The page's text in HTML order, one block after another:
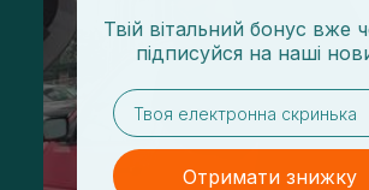
Твій вітальний бонус вже
підписуйся на наші
email
Отримати знижку